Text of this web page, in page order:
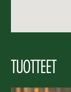
TUOTTEET